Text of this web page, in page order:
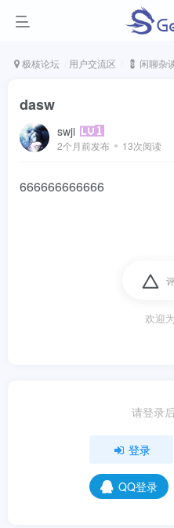
极核论坛 用户交流区 💈 闲聊杂
dasw
swji
2个月前发布 13次阅读
666666666666
欢迎
请登录
登录
QQ登录